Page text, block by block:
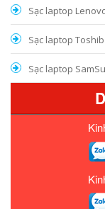
Sạc laptop
Sạc laptop
Sạc laptop